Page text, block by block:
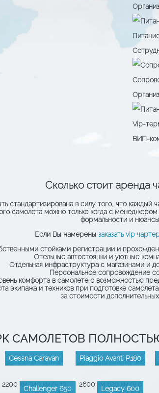
Vip-
ВИП-
Сколько стоит аренда
стандартизирована в силу того, что каждый
самолета можно только когда с
формальности и
Если Вы намерены заказать vip
стойками регистрации и
Отельные автостоянки и уютные
Отдельная инфраструктура с магазинами и
Персональное сопровождение
комфорта в самолете с возможностью
экипажа и техников при подготовке
за стоимости дополнительных
САМОЛЕТОВ
Cessna Caravan
2200 км 340 км/ч 13
Piaggio Avanti P.180
2600 км 620 км/ч
Challenger 650 Legacy 600